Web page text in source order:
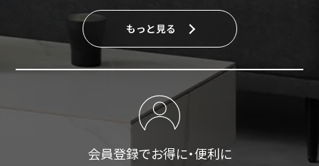
もっと見る
会員登録でお得に・便利に